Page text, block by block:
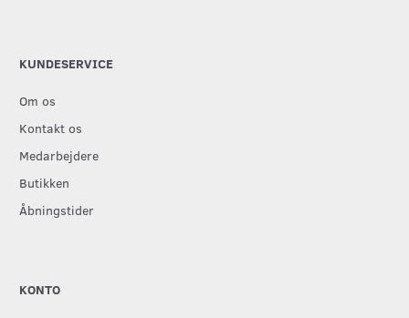
KUNDESERVICE
Om os
Kontakt os
Medarbejdere
Butikken
Åbningstider
KONTO